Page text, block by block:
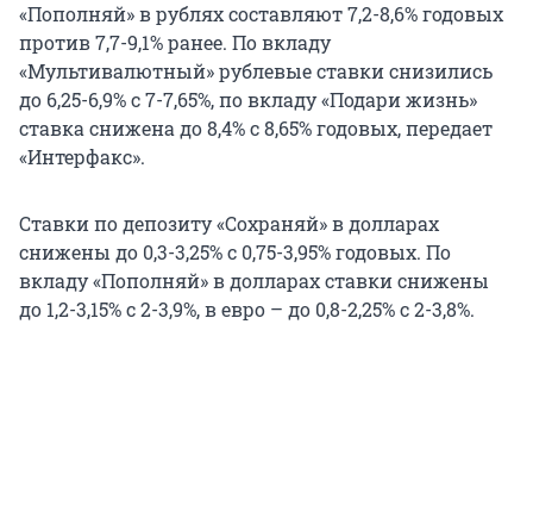
«Пополняй» в рублях составляют 7,2-8,6% годовых
против 7,7-9,1% ранее. По вкладу
«Мультивалютный» рублевые ставки снизились
до 6,25-6,9% с 7-7,65%, по вкладу «Подари жизнь»
ставка снижена до 8,4% с 8,65% годовых, передает
«Интерфакс».
Ставки по депозиту «Сохраняй» в долларах
снижены до 0,3-3,25% с 0,75-3,95% годовых. По
вкладу «Пополняй» в долларах ставки снижены
до 1,2-3,15% с 2-3,9%, в евро – до 0,8-2,25% с 2-3,8%.